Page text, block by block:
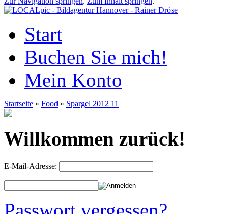
Start
Buchen Sie mich!
Mein Konto
Startseite » Food » Spargel 2012 11
Willkommen zurück!
E-Mail-Adresse: